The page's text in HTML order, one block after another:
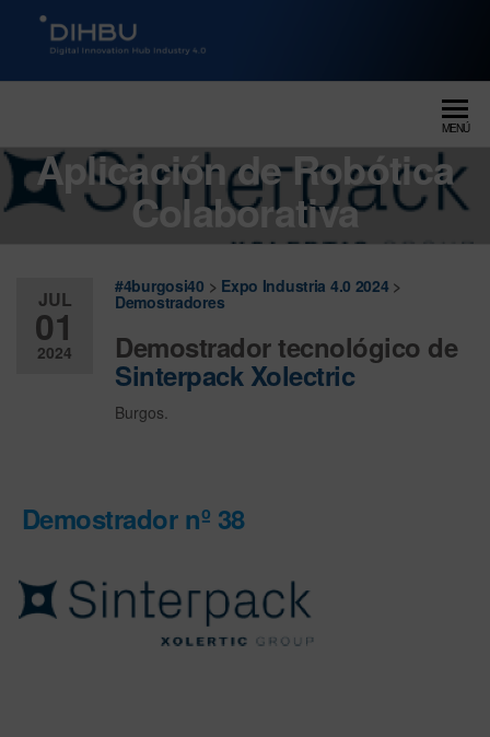
DIGITAL INNOVATION HUB
MENÚ
Aplicación de Robótica
Colaborativa
JUL
01
2024
#4burgosi40 > Expo Industria 4.0 2024 >
Demostradores
Demostrador tecnológico de
Sinterpack Xolectric
Burgos.
Demostrador nº 38